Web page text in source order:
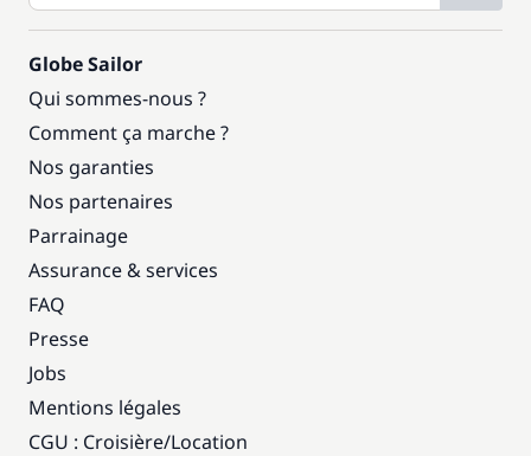
Globe Sailor
Qui sommes-nous ?
Comment ça marche ?
Nos garanties
Nos partenaires
Parrainage
Assurance & services
FAQ
Presse
Jobs
Mentions légales
CGU : Croisière/Location